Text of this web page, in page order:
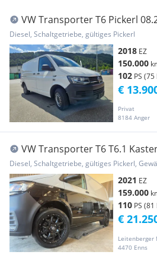
VW Transporter T6 Pickerl
Transporter / Kastenwagen
Diesel, Schaltgetriebe, gültiges Pickerl
2018 EZ
150.000
102 PS (75
Privat
8184 Anger
€
VW Transporter T6 T6.1
Standheizung, ÖAMTC, ...
Kastenwagen
Diesel, Schaltgetriebe, gültiges Pickerl,
2021 EZ
159.000
110 PS (81
Leitenberger
4470 Enns
€